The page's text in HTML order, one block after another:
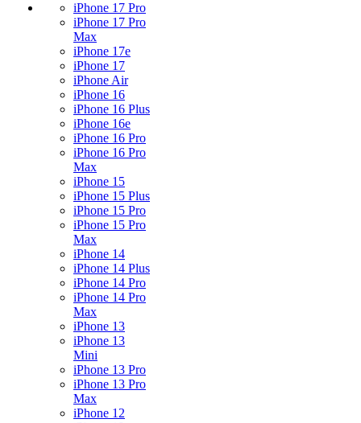
iPhone 17 Pro
iPhone 17 Pro
Max
iPhone 17e
iPhone 17
iPhone Air
iPhone 16
iPhone 16 Plus
iPhone 16e
iPhone 16 Pro
iPhone 16 Pro
Max
iPhone 15
iPhone 15 Plus
iPhone 15 Pro
iPhone 15 Pro
Max
iPhone 14
iPhone 14 Plus
iPhone 14 Pro
iPhone 14 Pro
Max
iPhone 13
iPhone 13
Mini
iPhone 13 Pro
iPhone 13 Pro
Max
iPhone 12